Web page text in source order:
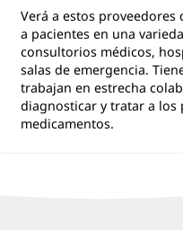
Verá a estos proveedores
a pacientes en una
consultorios médicos,
salas de emergencia.
trabajan en estrecha
diagnosticar y tratar a los
medicamentos.